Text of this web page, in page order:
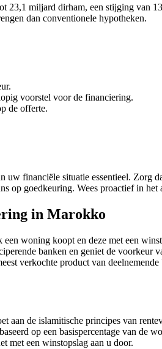
miljard dirham, een stijging van
dan conventionele hypotheken.
voorstel voor de financiering.
de offerte.
financiële situatie essentieel. Zorg
op goedkeuring. Wees proactief in
in Marokko
woning koopt en deze met een
banken en geniet de voorkeur
verkochte product van
de islamitische principes van
op een basispercentage van de
met een winstopslag aan u door.